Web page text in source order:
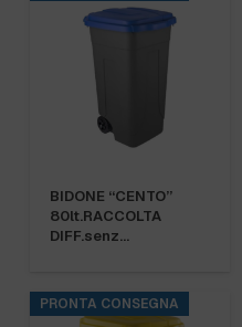
BIDONE “CENTO”
80lt.RACCOLTA
DIFF.senz…
PRONTA CONSEGNA